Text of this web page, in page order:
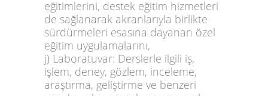
eğitimlerini, destek eğitim hizmetleri
de sağlanarak akranlarıyla birlikte
sürdürmeleri esasına dayanan özel
eğitim uygulamalarını,
j) Laboratuvar: Derslerle ilgili iş,
işlem, deney, gözlem, inceleme,
araştırma, geliştirme ve benzeri